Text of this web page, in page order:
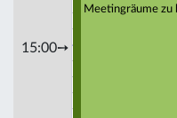
15:00➙
Meetingräume zu